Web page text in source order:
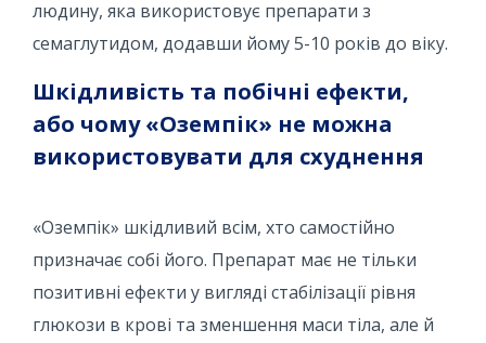
людину, яка використовує препарати з
семаглутидом, додавши йому 5-10 років до віку.
Шкідливість та побічні ефекти,
або чому «Оземпік» не можна
використовувати для схуднення
«Оземпік» шкідливий всім, хто самостійно
призначає собі його. Препарат має не тільки
позитивні ефекти у вигляді стабілізації рівня
глюкози в крові та зменшення маси тіла, але й